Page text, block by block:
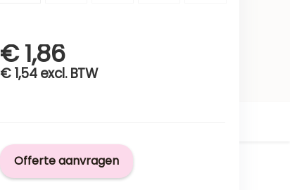
€1,86
€1,54 excl. BTW
Offerte aanvragen